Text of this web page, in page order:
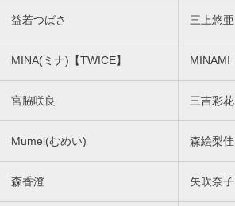
益若つばさ 三上悠亜
MINA(ミナ)【TWICE】 MINAMI
宮脇咲良 三吉彩花
Mumei(むめい) 森絵梨佳
森香澄 矢吹奈子